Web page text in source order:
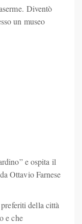
Diventò
un museo
e ospita il
Ottavio Farnese
della città
e che